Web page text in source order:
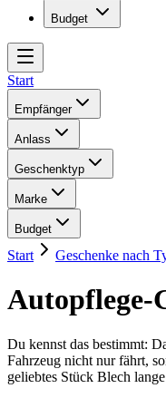
Budget
Start
Empfänger
Anlass
Geschenktyp
Marke
Budget
Start Geschenke nach
Autopflege-
Du kennst das bestimmt:
Fahrzeug nicht nur fährt,
geliebtes Stück Blech